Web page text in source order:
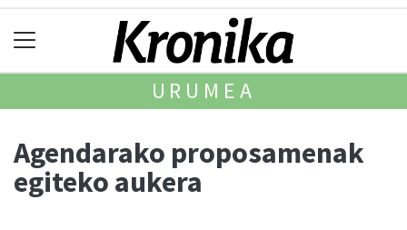
URUMEA
Agendarako proposamenak
egiteko aukera